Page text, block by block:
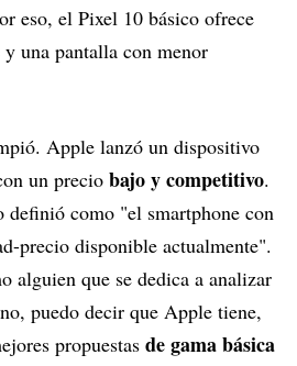
eso, el Pixel 10 básico ofrece
una pantalla con menor
Apple lanzó un dispositivo
un precio bajo y competitivo.
definió como "el smartphone con
precio disponible actualmente".
alguien que se dedica a analizar
puedo decir que Apple tiene,
propuestas de gama básica